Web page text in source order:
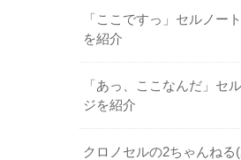
「ここですっ」セルノー
を紹介
「あっ、ここなんだ」セ
ジを紹介
クロノセルの2ちゃんねる